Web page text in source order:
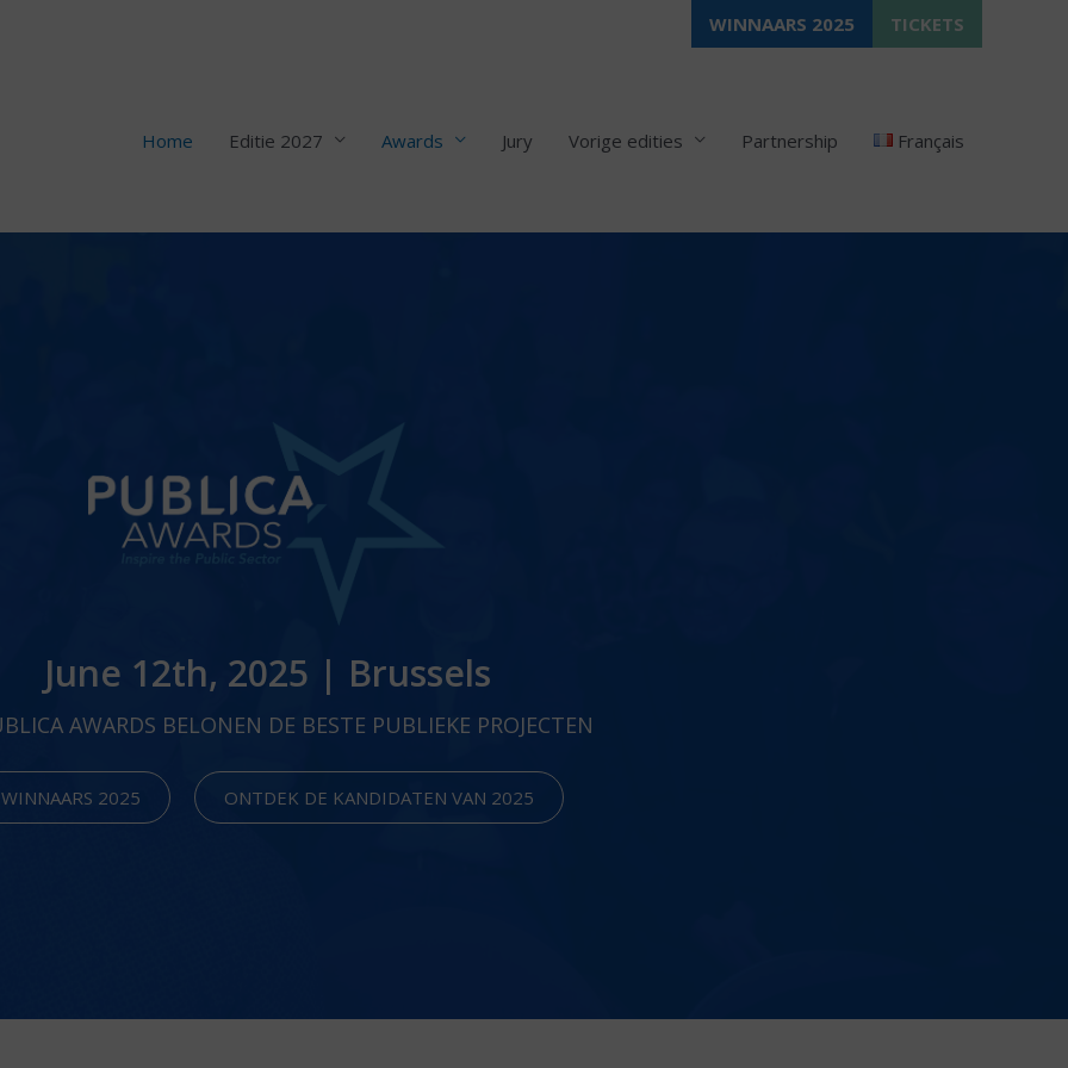
WINNAARS 2025 TICKETS
Home Editie 2027 Awards Jury Vorige edities Partnership Français
June 12th, 2025 | Brussels
AWARDS BELONEN DE BESTE PUBLIEKE PROJECTEN
WINNAARS 2025 ONTDEK DE KANDIDATEN VAN 2025